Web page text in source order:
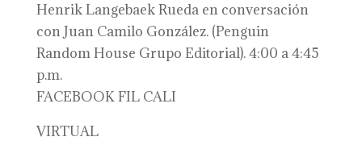
Henrik Langebaek Rueda en conversación
con Juan Camilo González. (Penguin
Random House Grupo Editorial). 4:00 a 4:45
p.m.
FACEBOOK FIL CALI
VIRTUAL